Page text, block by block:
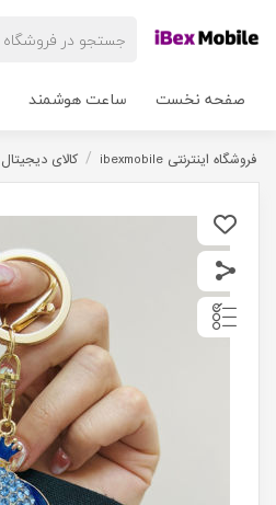
صفحه نخست ساعت هوشمند
فروشگاه اینترنتی ibexmobile / کالای دیجیتال